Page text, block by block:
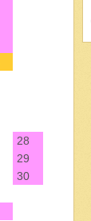
28
29
30